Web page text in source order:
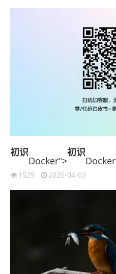
初识
Docker">
初识
Docker
1529 2025-04-03